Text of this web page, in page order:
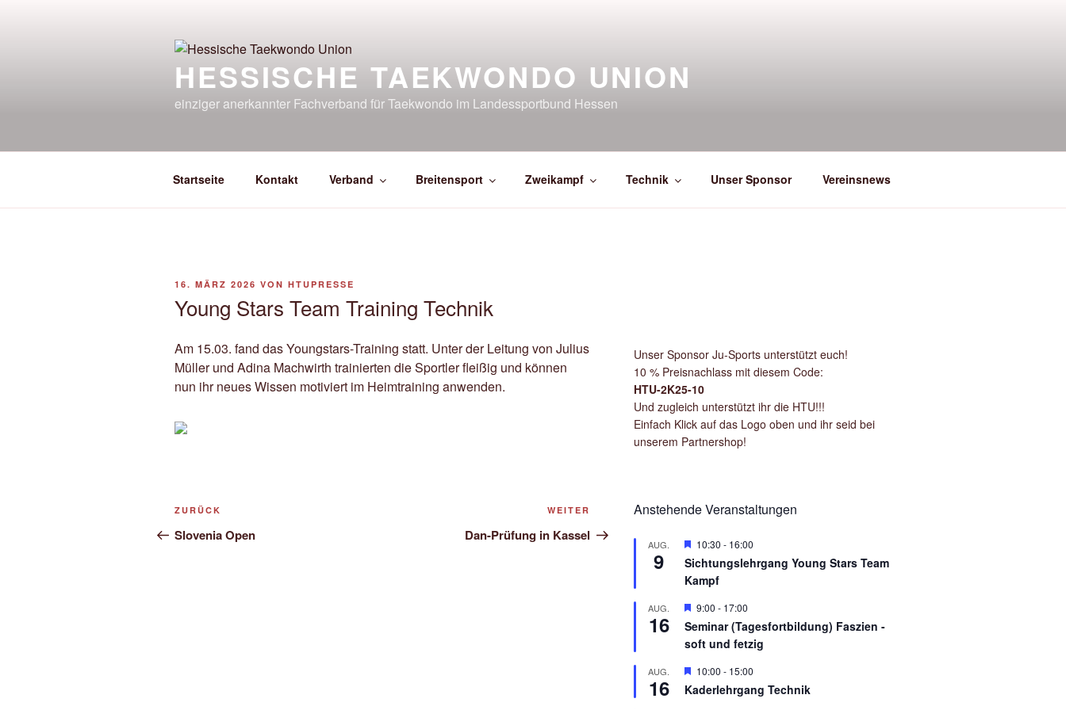
HESSISCHE TAEKWONDO UNION
einziger anerkannter Fachverband für Taekwondo im Landessportbund Hessen
Startseite Kontakt Verband Breitensport Zweikampf Technik Unser Sponsor Vereinsnews
VERÖFFENTLICHT
16. MÄRZ 2026 VON HTUPRESSE
Young Stars Team Training Technik
Am 15.03. fand das Youngstars-Training statt. Unter der Leitung von Julius
Müller und Adina Machwirth trainierten die Sportler fleißig und können
nun ihr neues Wissen motiviert im Heimtraining anwenden.
Beitragsnavigation
Vorheriger
Beitrag
ZURÜCK
Slovenia Open
Nächster
Beitrag
WEITER
Dan-Prüfung in Kassel
Unser Sponsor Ju-Sports unterstützt euch!
10 % Preisnachlass mit diesem Code:
HTU-2K25-10
Und zugleich unterstützt ihr die HTU!!!
Einfach Klick auf das Logo oben und ihr seid bei
unserem Partnershop!
Anstehende Veranstaltungen
AUG.
9
H
r
v
r
e
h
b
n
10:30 - 16:00
Sichtungslehrgang Young Stars Team
Kampf
AUG.
16
H
r
v
r
e
9:00 - 17:00
Seminar (Tagesfortbildung) Faszien -
soft und fetzig
AUG.
16
H
r
10:00 - 15:00
Kaderlehrgang Technik